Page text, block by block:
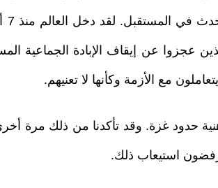
عجزوا عن إيقاف الإبادة الجماعية
مع الأزمة وكأنها لا تعنيهم.
حدود غزة. وقد تأكدنا من ذلك مرة
استيعاب ذلك.